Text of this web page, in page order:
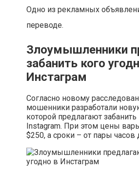
Одно из рекламных
переводе.
Злоумышленники
забанить кого
Инстаграм
Согласно новому
мошенники разработали
которой предлагают забанить
Instagram. При этом цены
$250, а сроки – от пары часов